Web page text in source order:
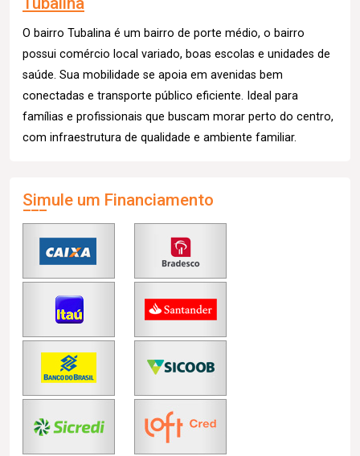
O bairro Tubalina é um bairro de porte médio, o bairro
possui comércio local variado, boas escolas e unidades de
saúde. Sua mobilidade se apoia em avenidas bem
conectadas e transporte público eficiente. Ideal para
famílias e profissionais que buscam morar perto do centro,
com infraestrutura de qualidade e ambiente familiar.
Simule um Financiamento